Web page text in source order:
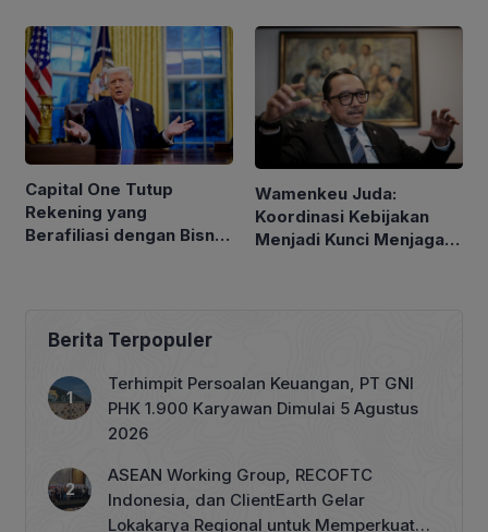
Capital One Tutup
Rekening yang
Berafiliasi dengan Bisnis
Wamenkeu Juda:
Koordinasi Kebijakan
Menjadi Kunci Menjaga
Berita Terpopuler
Terhimpit Persoalan Keuangan, PT GNI
PHK 1.900 Karyawan Dimulai 5 Agustus
2026
ASEAN Working Group, RECOFTC
Indonesia, dan ClientEarth Gelar
Lokakarya Regional untuk Memperkuat